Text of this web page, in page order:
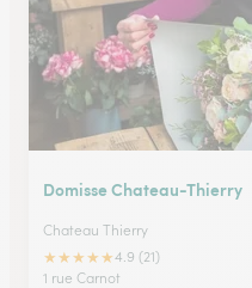
Domisse Chateau-Thierry
Chateau Thierry
★★★★★4.9 (21)
1 rue Carnot